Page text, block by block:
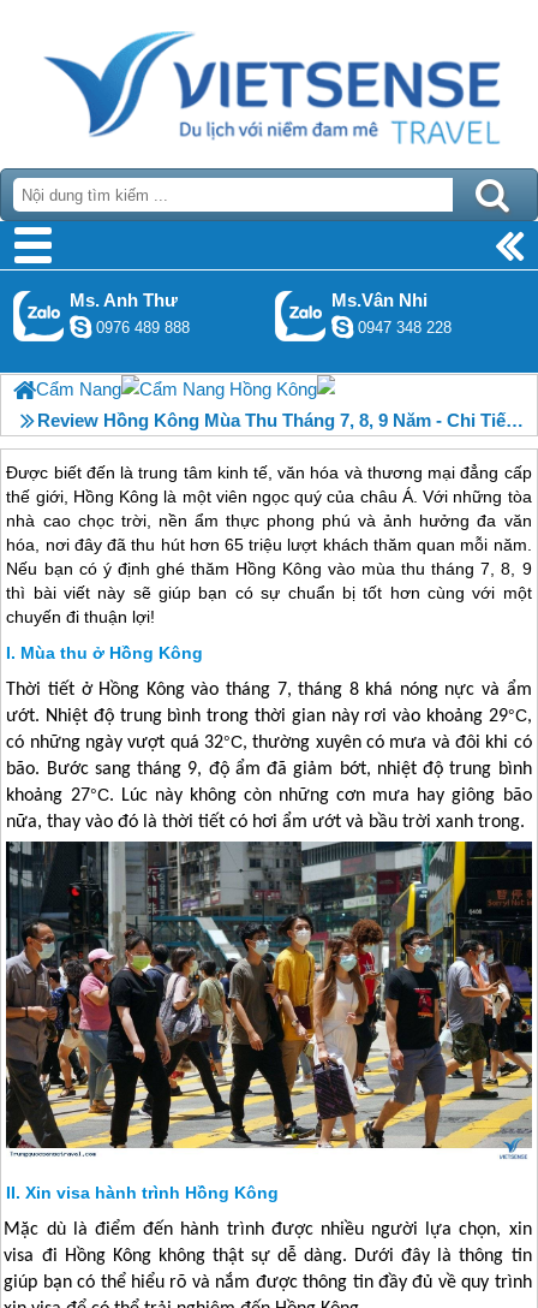
Ms. Anh Thư
0976 489 888
Ms.Vân Nhi
0947 348 228
Cẩm Nang
Cẩm Nang Hồng Kông
Review Hồng Kông Mùa Thu Tháng 7, 8, 9 Năm - Chi Tiết Từ A Đến Z
Được biết đến là trung tâm kinh tế, văn hóa và thương mại đẳng cấp
thế giới, Hồng Kông là một viên ngọc quý của châu Á. Với những tòa
nhà cao chọc trời, nền ẩm thực phong phú và ảnh hưởng đa văn
hóa, nơi đây đã thu hút hơn 65 triệu lượt khách thăm quan mỗi năm.
Nếu bạn có ý định ghé thăm Hồng Kông vào mùa thu tháng 7, 8, 9
thì bài viết này sẽ giúp bạn có sự chuẩn bị tốt hơn cùng với một
chuyến đi thuận lợi!
Mùa thu ở Hồng Kông
Thời tiết ở Hồng Kôngvào tháng 7, tháng 8 khá nóng nực và ẩm
ướt. Nhiệt độ trung bình trong thời gian này rơi vào khoảng 29°C,
có những ngày vượt quá 32°C, thường xuyên có mưa và đôi khi có
bão. Bước sang tháng 9, độ ẩm đã giảm bớt, nhiệt độ trung bình
khoảng 27°C. Lúc này không còn những cơn mưa hay giông bão
nữa, thay vào đó là thời tiết có hơi ẩm ướt và bầu trời xanh trong.
Xin visa hành trình Hồng Kông
Mặc dù là điểm đến hành trình được nhiều người lựa chọn, xin
visa đi Hồng Kôngkhông thật sự dễ dàng. Dưới đây là thông tin
giúp bạn có thể hiểu rõ và nắm được thông tin đầy đủ về quy trình